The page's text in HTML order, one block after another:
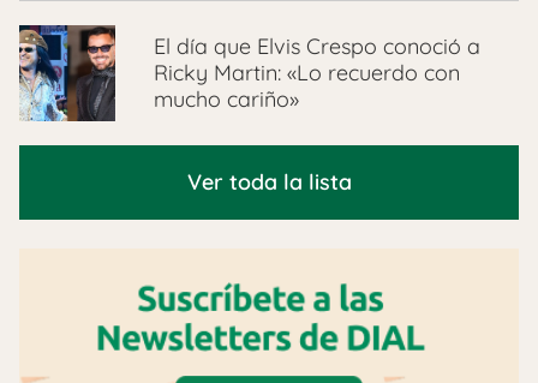
El día que Elvis Crespo conoció a
Ricky Martin: «Lo recuerdo con
mucho cariño»
Ver toda la lista